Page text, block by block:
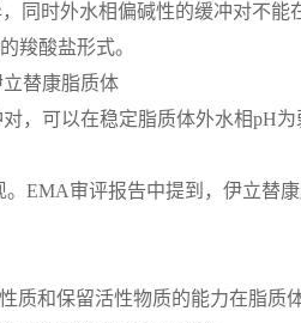
同时外水相偏碱性的缓冲对不能
羧酸盐形式。
替康脂质体
，可以在稳定脂质体外水相pH
EMA审评报告中提到，伊立替
质和保留活性物质的能力在脂质